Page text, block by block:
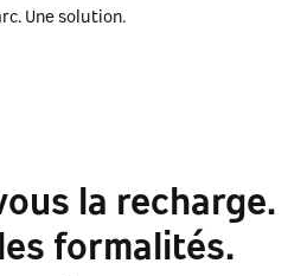
Une solution.
la recharge.
formalités.